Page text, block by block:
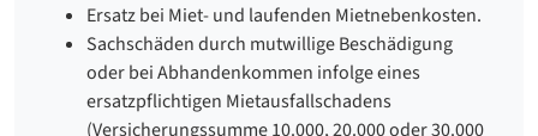
Ersatz bei Miet- und laufenden Mietnebenkosten.
Sachschäden durch mutwillige Beschädigung
oder bei Abhandenkommen infolge eines
ersatzpflichtigen Mietausfallschadens
(Versicherungssumme 10.000, 20.000 oder 30.000